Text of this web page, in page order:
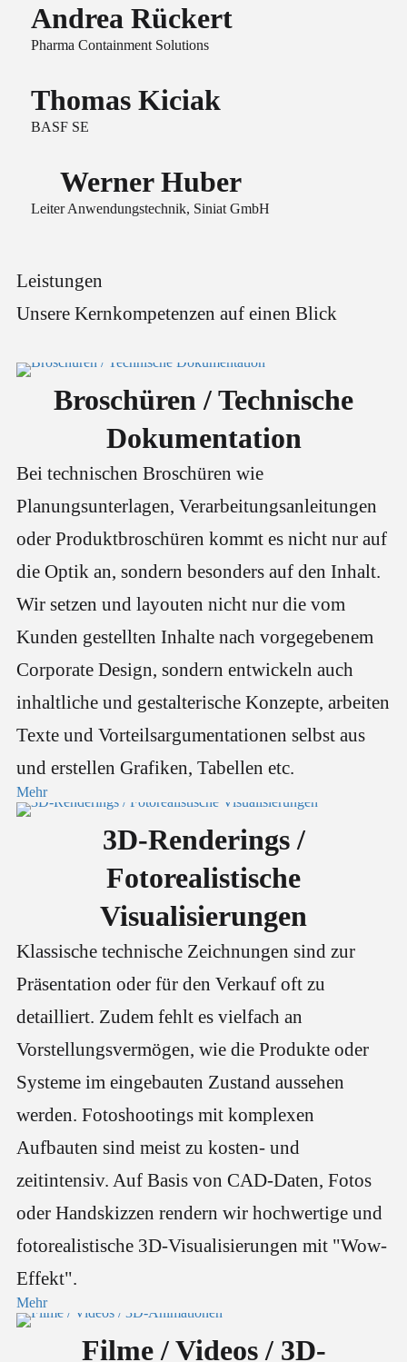
Andrea Rückert
Pharma Containment Solutions
Thomas Kiciak
BASF SE
Werner Huber
Leiter Anwendungstechnik, Siniat GmbH
Leistungen
Unsere Kernkompetenzen auf einen Blick
Broschüren / Technische
Dokumentation
Bei technischen Broschüren wie
Planungsunterlagen, Verarbeitungsanleitungen
oder Produktbroschüren kommt es nicht nur auf
die Optik an, sondern besonders auf den Inhalt.
Wir setzen und layouten nicht nur die vom
Kunden gestellten Inhalte nach vorgegebenem
Corporate Design, sondern entwickeln auch
inhaltliche und gestalterische Konzepte, arbeiten
Texte und Vorteilsargumentationen selbst aus
und erstellen Grafiken, Tabellen etc.
Mehr
3D-Renderings /
Fotorealistische
Visualisierungen
Klassische technische Zeichnungen sind zur
Präsentation oder für den Verkauf oft zu
detailliert. Zudem fehlt es vielfach an
Vorstellungsvermögen, wie die Produkte oder
Systeme im eingebauten Zustand aussehen
werden. Fotoshootings mit komplexen
Aufbauten sind meist zu kosten- und
zeitintensiv. Auf Basis von CAD-Daten, Fotos
oder Handskizzen rendern wir hochwertige und
fotorealistische 3D-Visualisierungen mit "Wow-
Effekt".
Mehr
Filme / Videos / 3D-